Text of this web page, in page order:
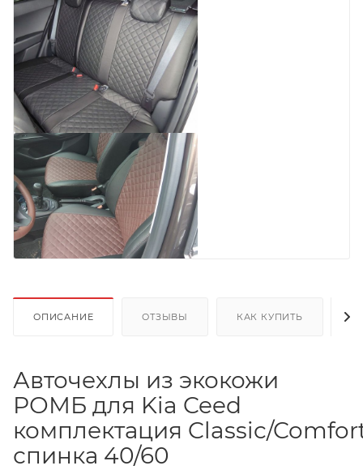
ОПИСАНИЕ ОТЗЫВЫ КАК КУПИТЬ
Авточехлы из экокожи
РОМБ для Kia Ceed
комплектация Classic/
спинка 40/60